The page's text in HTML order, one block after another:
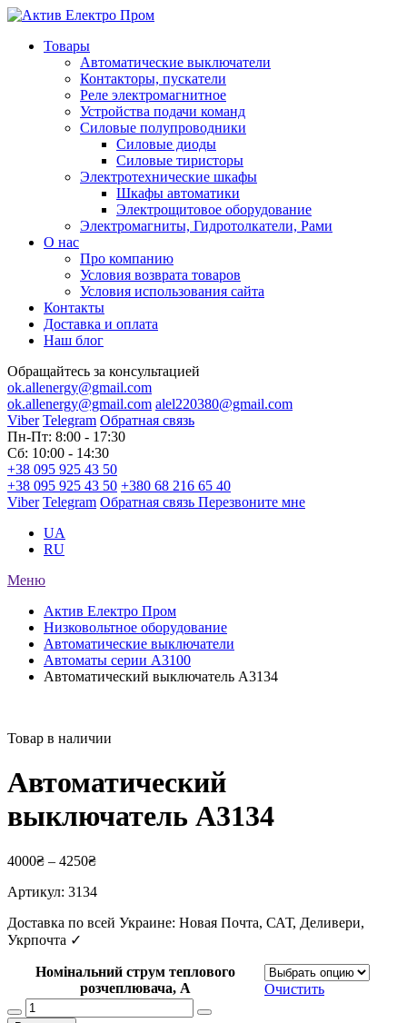
Товары
Автоматические выключатели
Контакторы, пускатели
Реле электромагнитное
Устройства подачи команд
Силовые полупроводники
Силовые диоды
Силовые тиристоры
Электротехнические шкафы
Шкафы автоматики
Электрощитовое оборудование
Электромагниты, Гидротолкатели, Рами
О нас
Про компанию
Условия возврата товаров
Условия использования сайта
Контакты
Доставка и оплата
Наш блог
Обращайтесь за консультацией
ok.allenergy@gmail.com
ok.allenergy@gmail.com alel220380@gmail.com
Viber Telegram Обратная связь
Пн-Пт: 8:00 - 17:30
Сб: 10:00 - 14:30
+38 095 925 43 50
+38 095 925 43 50 +380 68 216 65 40
Viber Telegram Обратная связь Перезвоните мне
UA
RU
Меню
Актив Електро Пром
Низковольтное оборудование
Автоматические выключатели
Автоматы серии А3100
Автоматический выключатель A3134
Товар в наличии
Автоматический
выключатель A3134
4000₴ – 4250₴
Артикул: 3134
Доставка по всей Украине: Новая Почта, САТ, Деливери,
Укрпочта ✓
Номінальний струм теплового
розчеплювача, А
Очистить
Количество